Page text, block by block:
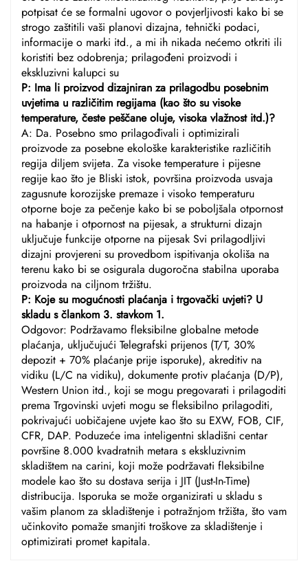
potpisat će se formalni ugovor o povjerljivosti kako bi se
strogo zaštitili vaši planovi dizajna, tehnički podaci,
informacije o marki itd., a mi ih nikada nećemo otkriti ili
koristiti bez odobrenja; prilagođeni proizvodi i
ekskluzivni kalupci su
P: Ima li proizvod dizajniran za prilagodbu posebnim
uvjetima u različitim regijama (kao što su visoke
temperature, česte peščane oluje, visoka vlažnost itd.)?
A: Da. Posebno smo prilagođivali i optimizirali
proizvode za posebne ekološke karakteristike različitih
regija diljem svijeta. Za visoke temperature i pijesne
regije kao što je Bliski istok, površina proizvoda usvaja
zagusnute korozijske premaze i visoko temperaturu
otporne boje za pečenje kako bi se poboljšala otpornost
na habanje i otpornost na pijesak, a strukturni dizajn
uključuje funkcije otporne na pijesak Svi prilagodljivi
dizajni provjereni su provedbom ispitivanja okoliša na
terenu kako bi se osigurala dugoročna stabilna uporaba
proizvoda na ciljnom tržištu.
P: Koje su mogućnosti plaćanja i trgovački uvjeti? U
skladu s člankom 3. stavkom 1.
Odgovor: Podržavamo fleksibilne globalne metode
plaćanja, uključujući Telegrafski prijenos (T/T, 30%
depozit + 70% plaćanje prije isporuke), akreditiv na
vidiku (L/C na vidiku), dokumente protiv plaćanja (D/P),
Western Union itd., koji se mogu pregovarati i prilagoditi
prema Trgovinski uvjeti mogu se fleksibilno prilagoditi,
pokrivajući uobičajene uvjete kao što su EXW, FOB, CIF,
CFR, DAP. Poduzeće ima inteligentni skladišni centar
površine 8.000 kvadratnih metara s ekskluzivnim
skladištem na carini, koji može podržavati fleksibilne
modele kao što su dostava serija i JIT (Just-In-Time)
distribucija. Isporuka se može organizirati u skladu s
vašim planom za skladištenje i potražnjom tržišta, što vam
učinkovito pomaže smanjiti troškove za skladištenje i
optimizirati promet kapitala.